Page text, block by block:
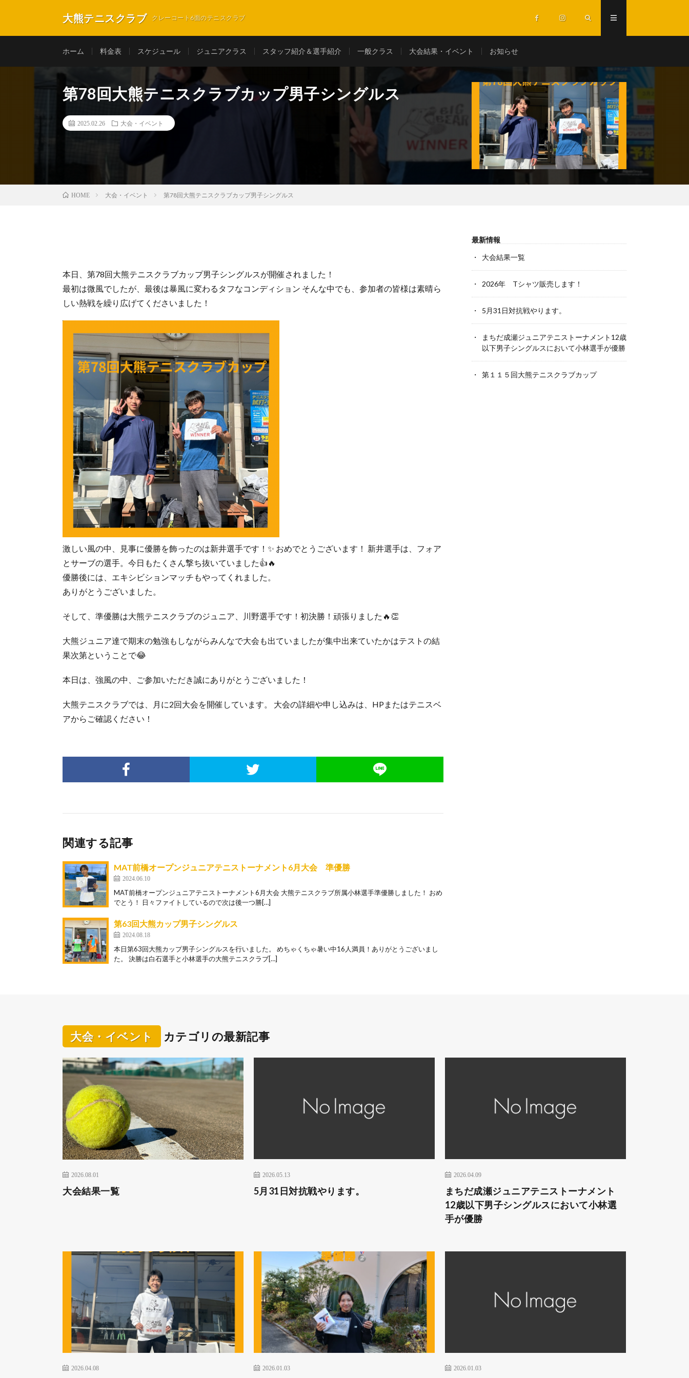
大熊テニスクラブ クレーコート6面のテニスクラブ
ホーム 料金表 スケジュール ジュニアクラス スタッフ紹介＆選手紹介 一般クラス 大会結果・イベント お知らせ
第78回大熊テニスクラブカップ男子シングルス
2025.02.26 大会・イベント
HOME 大会・イベント 第78回大熊テニスクラブカップ男子シングルス
本日、第78回大熊テニスクラブカップ男子シングルスが開催されました！
最初は微風でしたが、最後は暴風に変わるタフなコンディション️ そんな中でも、参加者の皆様は素晴ら
しい熱戦を繰り広げてくださいました！
激しい風の中、見事に優勝を飾ったのは新井選手です！✨ おめでとうございます！ 新井選手は、フォア
とサーブの選手。今日もたくさん撃ち抜いていました👍🔥
優勝後には、エキシビションマッチもやってくれました。
ありがとうございました。
そして、準優勝は大熊テニスクラブのジュニア、川野選手です！初決勝！頑張りました🔥👏
大熊ジュニア達で期末の勉強もしながらみんなで大会も出ていましたが集中出来ていたかはテストの結
果次第ということで😂
本日は、強風の中、ご参加いただき誠にありがとうございました！‍
大熊テニスクラブでは、月に2回大会を開催しています。 大会の詳細や申し込みは、HPまたはテニスベ
アからご確認ください！
関連する記事
MAT前橋オープンジュニアテニストーナメント6月大会 準優勝
2024.06.10
MAT前橋オープンジュニアテニストーナメント6月大会 大熊テニスクラブ所属小林選手準優勝しました！ おめ
でとう！ 日々ファイトしているので次は後一つ勝[…]
第63回大熊カップ男子シングルス
2024.08.18
本日第63回大熊カップ男子シングルスを行いました。 めちゃくちゃ暑い中16人満員！ありがとうございまし
た。 決勝は白石選手と小林選手の大熊テニスクラブ[…]
最新情報
大会結果一覧
2026年 Tシャツ販売します！
5月31日対抗戦やります。
まちだ成瀬ジュニアテニストーナメント12歳
以下男子シングルスにおいて小林選手が優勝
第１１５回大熊テニスクラブカップ
大会・イベント カテゴリの最新記事
2026.08.01
大会結果一覧
2026.05.13
5月31日対抗戦やります。
2026.04.09
まちだ成瀬ジュニアテニストーナメント
12歳以下男子シングルスにおいて小林選
手が優勝
2026.04.08 2026.01.03 2026.01.03